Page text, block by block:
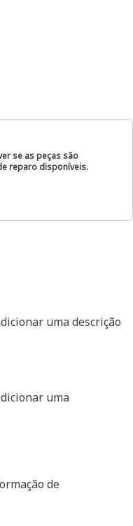
se as peças são
reparo disponíveis.
uma descrição
uma
de